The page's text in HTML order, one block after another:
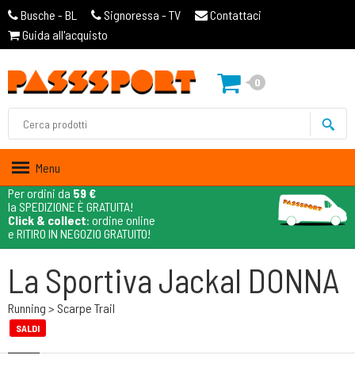
Busche - BL Signoressa - TV
Contattaci
Guida all'acquisto
0
Menu
Per ordini da 59 €
la SPEDIZIONE È GRATUITA!
Click & collect: ordine online
e RITIRO IN NEGOZIO GRATUITO!
La Sportiva Jackal DONNA
Running > Scarpe Trail
SALDI